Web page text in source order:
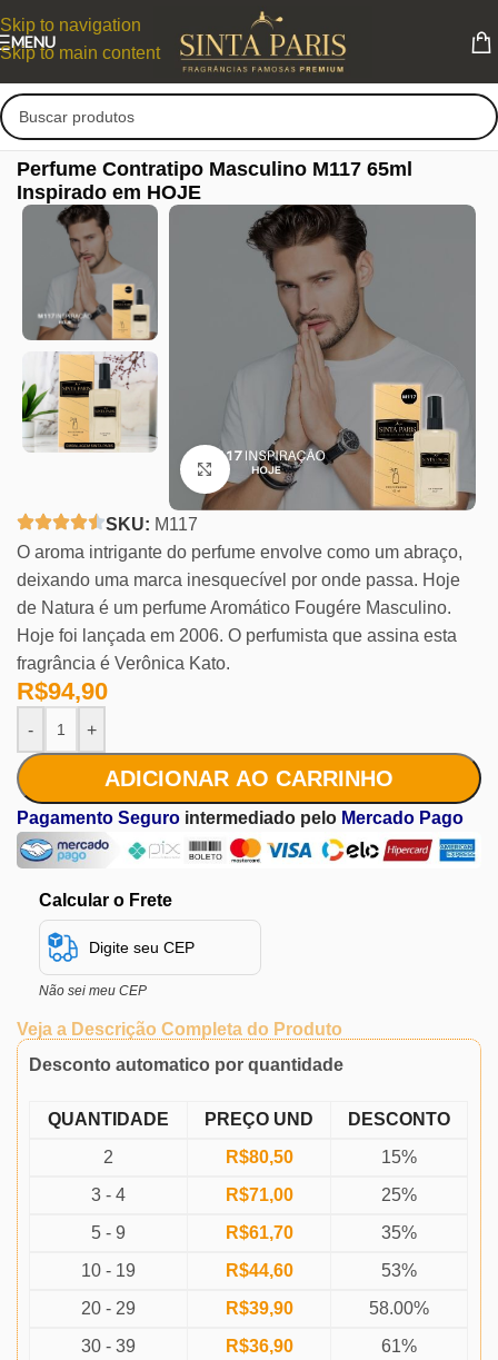
Skip to navigation
Skip to main content
MENU
Perfume Contratipo Masculino M117 65ml
Inspirado em HOJE
Clique para ampliar
SKU: M117
O aroma intrigante do perfume envolve como um abraço,
deixando uma marca inesquecível por onde passa. Hoje
de Natura é um perfume Aromático Fougére Masculino.
Hoje foi lançada em 2006. O perfumista que assina esta
fragrância é Verônica Kato.
R$94,90
- +
ADICIONAR AO CARRINHO
Pagamento Seguro intermediado pelo Mercado Pago
Calcular o Frete
Não sei meu CEP
Veja a Descrição Completa do Produto
Desconto automatico por quantidade
QUANTIDADE PREÇO UND
DESCONTO
2
R$80,50
15%
3 - 4
R$71,00
25%
5 - 9
R$61,70
35%
10 - 19
R$44,60
53%
20 - 29
R$39,90
58.00%
30 - 39
R$36,90
61%